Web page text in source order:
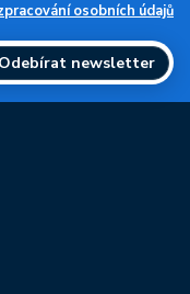
osobních údajů
Odebírat newsletter